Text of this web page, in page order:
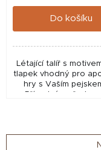
cena:
Do košíku
Létající talíř s
tlapek vhodný pro
hry s Vaším